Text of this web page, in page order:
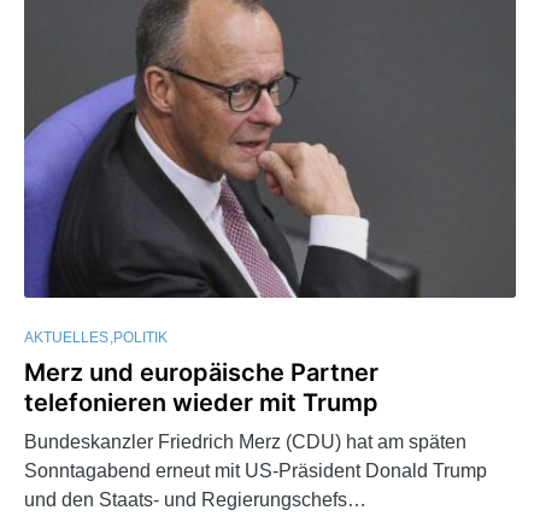
AKTUELLES POLITIK
Merz und europäische Partner
telefonieren wieder mit Trump
Bundeskanzler Friedrich Merz (CDU) hat am späten
Sonntagabend erneut mit US-Präsident Donald Trump
und den Staats- und Regierungschefs…